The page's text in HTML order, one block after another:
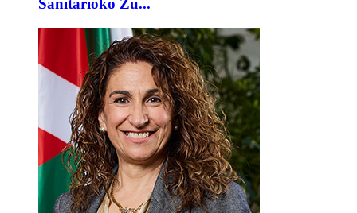
Sanitarioko Zu...